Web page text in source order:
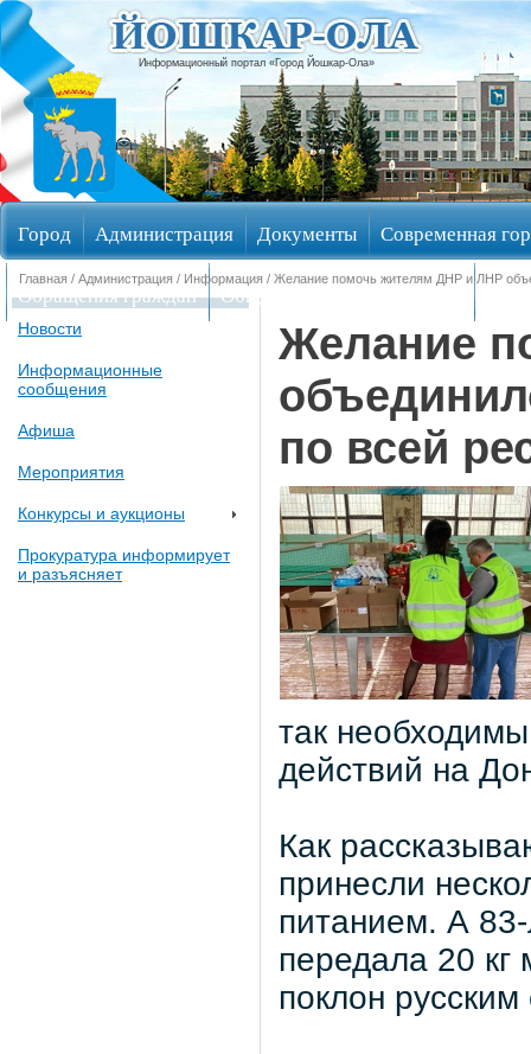
Информационный портал «Город Йошкар-Ола»
Город Администрация Документы Современная
Обращения граждан Общественные обсуждения
Главная / Администрация / Информация / Желание помочь жителям ДНР и ЛНР
Новости
Информационные
сообщения
Афиша
Мероприятия
Конкурсы и аукционы
Прокуратура информирует
и разъясняет
Желание
по всей
так
действий на
Как
принесли
питанием. А
передала 20
поклон